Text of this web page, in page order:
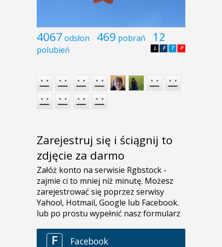
4067 odsłon 469 pobrań 12
polubień P
T
F
L
Zarejestruj się i ściągnij to
zdjęcie za darmo